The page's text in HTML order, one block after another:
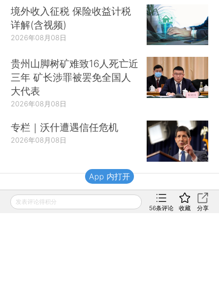
境外收入征税 保险收益计税
详解(含视频)
2026年08月08日
贵州山脚树矿难致16人死亡近
三年 矿长涉罪被罢免全国人
大代表
2026年08月08日
专栏｜沃什遭遇信任危机
2026年08月08日
财新移动
发表评论得积分
56条评论 收藏 分享
App 内打开